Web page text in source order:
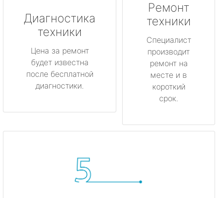
Диагностика
техники
Цена за ремонт
будет известна
после бесплатной
диагностики.
Ремонт
техники
Специалист
производит
ремонт на
месте и в
короткий
срок.